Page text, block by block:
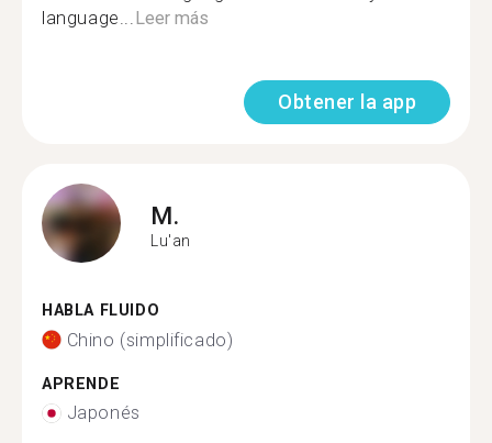
language...Leer más
Obtener la app
M.
Lu'an
HABLA FLUIDO
Chino (simplificado)
APRENDE
Japonés